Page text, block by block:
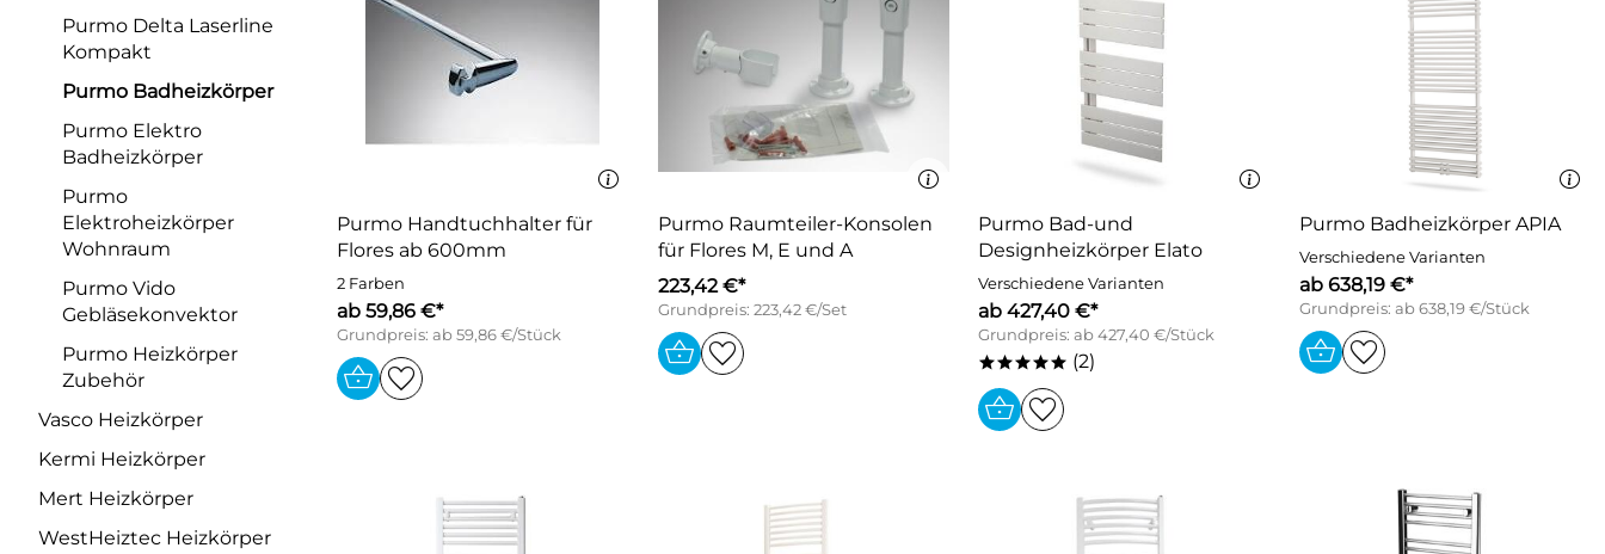
Purmo Delta Laserline
Kompakt
Purmo Badheizkörper
Purmo Elektro
Badheizkörper
Purmo
Elektroheizkörper
Wohnraum
Purmo Vido
Gebläsekonvektor
Purmo Heizkörper
Zubehör
Vasco Heizkörper
Kermi Heizkörper
Mert Heizkörper
WestHeiztec Heizkörper
Purmo Handtuchhalter für
Flores ab 600mm
2 Farben
ab 59,86 €*
Grundpreis: ab 59,86 €/Stück
Purmo Raumteiler-Konsolen
für Flores M, E und A
223,42 €*
Grundpreis: 223,42 €/Set
Purmo Bad-und
Designheizkörper Elato
Verschiedene Varianten
ab 427,40 €*
Grundpreis: ab 427,40 €/Stück
***** (2)
Purmo Badheizkörper APIA
Verschiedene Varianten
ab 638,19 €*
Grundpreis: ab 638,19 €/Stück